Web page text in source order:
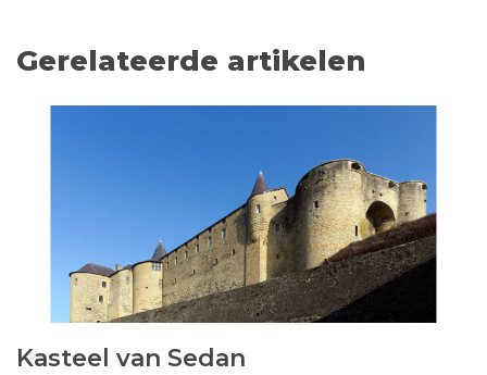
Gerelateerde artikelen
Kasteel van Sedan